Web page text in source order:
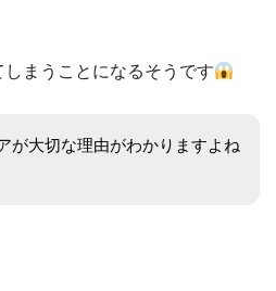
まうことになるそうです
が大切な理由がわかりますよね